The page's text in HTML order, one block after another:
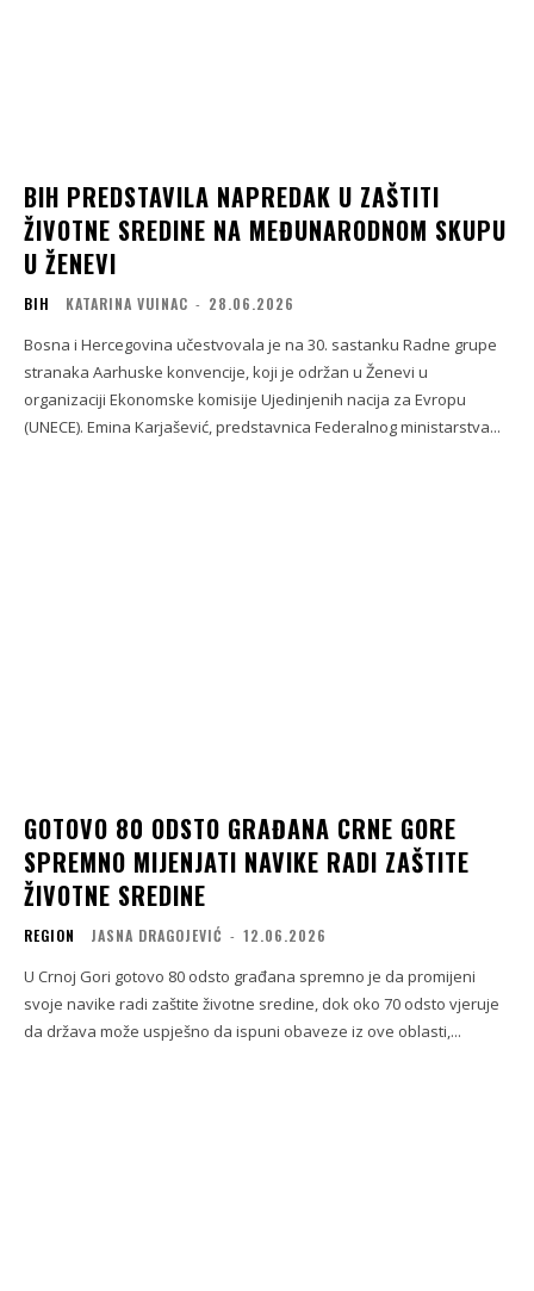
BIH PREDSTAVILA NAPREDAK U ZAŠTITI
ŽIVOTNE SREDINE NA MEĐUNARODNOM SKUPU
U ŽENEVI
BIH KATARINA VUINAC - 28.06.2026
Bosna i Hercegovina učestvovala je na 30. sastanku Radne grupe
stranaka Aarhuske konvencije, koji je održan u Ženevi u
organizaciji Ekonomske komisije Ujedinjenih nacija za Evropu
(UNECE). Emina Karjašević, predstavnica Federalnog ministarstva...
GOTOVO 80 ODSTO GRAĐANA CRNE GORE
SPREMNO MIJENJATI NAVIKE RADI ZAŠTITE
ŽIVOTNE SREDINE
REGION JASNA DRAGOJEVIĆ - 12.06.2026
U Crnoj Gori gotovo 80 odsto građana spremno je da promijeni
svoje navike radi zaštite životne sredine, dok oko 70 odsto vjeruje
da država može uspješno da ispuni obaveze iz ove oblasti,...